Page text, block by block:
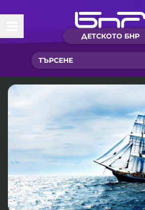
ДЕТСКОТО БНР
Начало
Какво ново?
Рубрики с вълшебства
Детско радио
Чуйте
Новините на детски език
Приказки
Песнички
Искри
Интересен архив